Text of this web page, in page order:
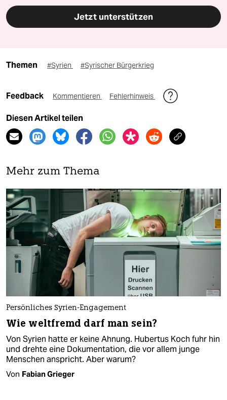
Jetzt unterstützen
Themen #Syrien #Syrischer Bürgerkrieg
Feedback Kommentieren Fehlerhinweis
Diesen Artikel teilen
Mehr zum Thema
Persönliches Syrien-Engagement
Wie weltfremd darf man sein?
Von Syrien hatte er keine Ahnung. Hubertus Koch fuhr hin
und drehte eine Dokumentation, die vor allem junge
Menschen anspricht. Aber warum?
Von Fabian Grieger